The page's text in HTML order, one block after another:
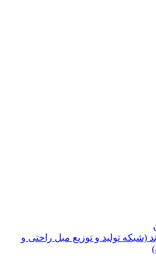
(شبکه تولید و توزیع مبل راحتی و